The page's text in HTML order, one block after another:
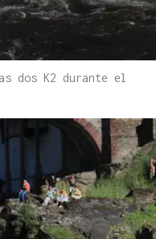
dos K2 durante el